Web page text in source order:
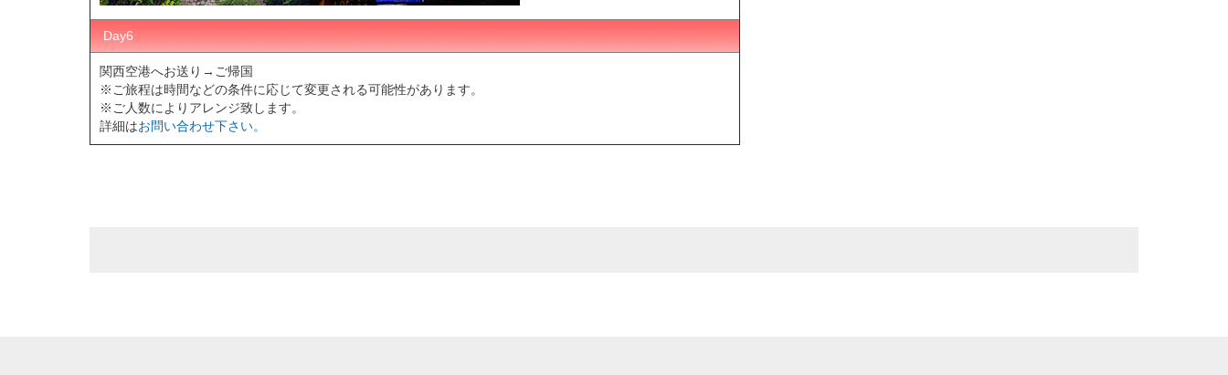
Day6
関西空港へお送り→ご帰国
※ご旅程は時間などの条件に応じて変更される可能性があります。
※ご人数によりアレンジ致します。
詳細はお問い合わせ下さい。